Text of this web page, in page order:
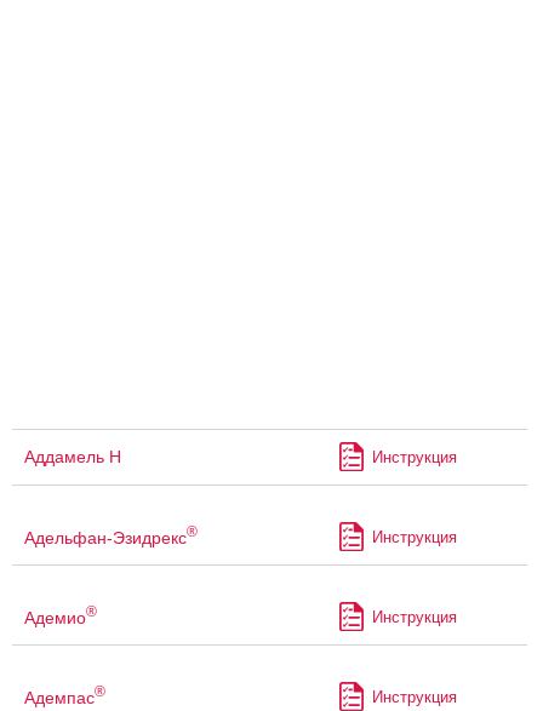
Аддамель Н Инструкция
Адельфан-Эзидрекс® Инструкция
Адемио® Инструкция
Адемпас® Инструкция